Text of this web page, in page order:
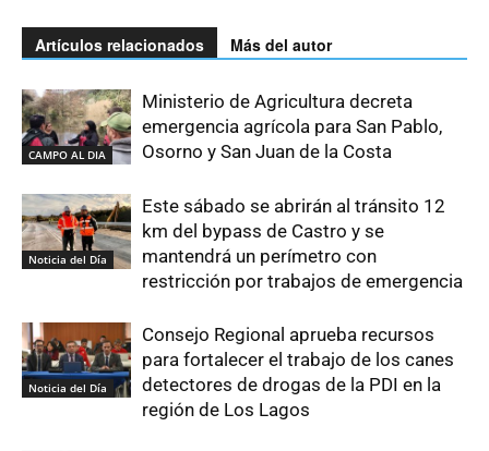
Artículos relacionados Más del autor
CAMPO AL DIA
Ministerio de Agricultura decreta
emergencia agrícola para San Pablo,
Osorno y San Juan de la Costa
Noticia del Día
Este sábado se abrirán al tránsito 12
km del bypass de Castro y se
mantendrá un perímetro con
restricción por trabajos de emergencia
Noticia del Día
Consejo Regional aprueba recursos
para fortalecer el trabajo de los canes
detectores de drogas de la PDI en la
región de Los Lagos